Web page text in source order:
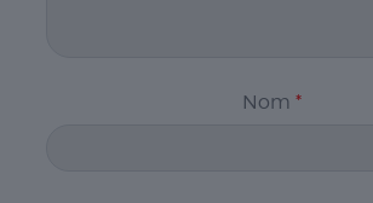
Nom *